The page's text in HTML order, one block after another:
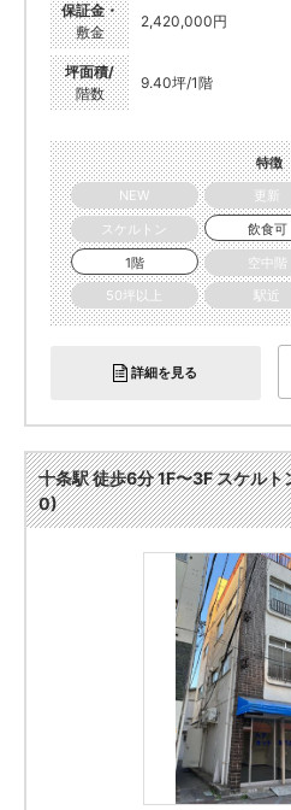
保証金・
敷金
2,420,000円
坪面積/
階数
9.40坪/1階
特徴
NEW
更新
スケルトン
飲食可
1階
空中階
50坪以上
駅近
詳細を見る
十条駅 徒歩6分 1F〜3F スケル
0)